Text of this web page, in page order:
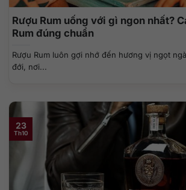
Rượu Rum uống với gì ngon nhất?
Rum đúng chuẩn
Rượu Rum luôn gợi nhớ đến hương vị ngọt
đới, nơi...
23
Th10